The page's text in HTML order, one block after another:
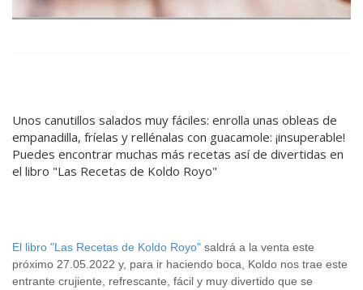
Unos canutillos salados muy fáciles: enrolla unas obleas de
empanadilla, fríelas y rellénalas con guacamole: ¡insuperable!
Puedes encontrar muchas más recetas así de divertidas en
el libro "Las Recetas de Koldo Royo"
El libro "Las Recetas de Koldo Royo" saldrá a la venta este
próximo 27.05.2022 y, para ir haciendo boca, Koldo nos trae este
entrante crujiente, refrescante, fácil y muy divertido que se